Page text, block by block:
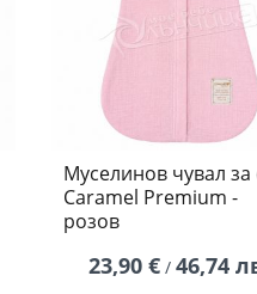
Муселинов чувал за
Caramel Premium -
розов
23,90 €/ 46,74